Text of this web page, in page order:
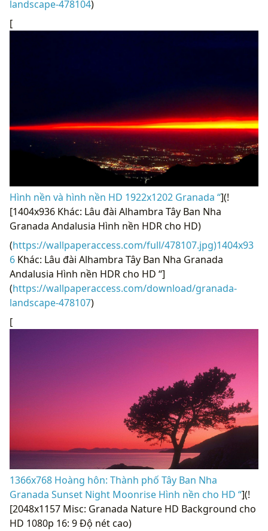
landscape-478104)
[
Hình nền và hình nền HD 1922x1202 Granada “](!
[1404x936 Khác: Lâu đài Alhambra Tây Ban Nha
Granada Andalusia Hình nền HDR cho HD)
(https://wallpaperaccess.com/full/478107.jpg)1404x93
6 Khác: Lâu đài Alhambra Tây Ban Nha Granada
Andalusia Hình nền HDR cho HD “]
(https://wallpaperaccess.com/download/granada-
landscape-478107)
[
1366x768 Hoàng hôn: Thành phố Tây Ban Nha
Granada Sunset Night Moonrise Hình nền cho HD “](!
[2048x1157 Misc: Granada Nature HD Background cho
HD 1080p 16: 9 Độ nét cao)